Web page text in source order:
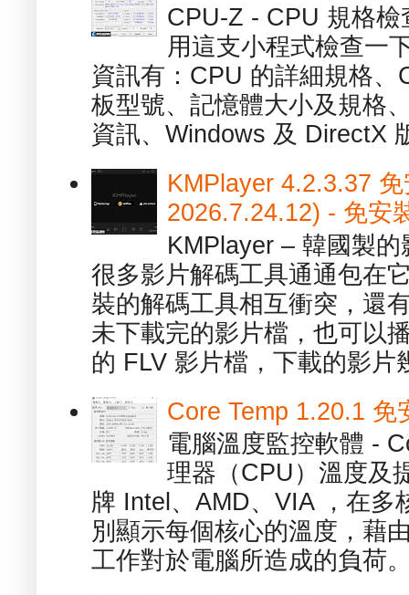
CPU-Z - CPU 規格
用這支小程式檢查一
資訊有：CPU 的詳細規格
板型號、記憶體大小及規格
資訊、Windows 及 DirectX
KMPlayer 4.2.3.37
2026.7.24.12) - 免安
KMPlayer – 韓國製
很多影片解碼工具通通包在
裝的解碼工具相互衝突，還
未下載完的影片檔，也可以
的 FLV 影片檔，下載的影片
Core Temp 1.20.1 免
電腦溫度監控軟體 -
理器（CPU）溫度及
牌 Intel、AMD、VIA ，在多
別顯示每個核心的溫度，藉
工作對於電腦所造成的負荷